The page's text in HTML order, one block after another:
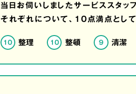
当日お伺いしましたサービススタッ
それぞれについて、10点満点とし
10 整理 10 整頓 9 清潔